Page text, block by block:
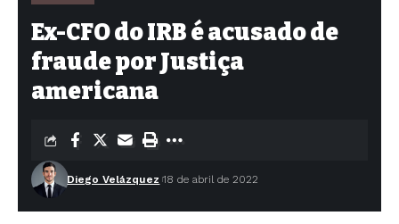
Ex-CFO do IRB é acusado de
fraude por Justiça
americana
Diego Velázquez 18 de abril de 2022